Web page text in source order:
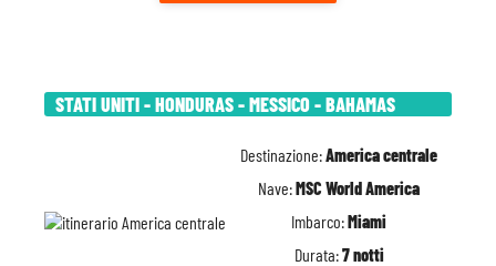
STATI UNITI - HONDURAS - MESSICO - BAHAMAS
Destinazione:America centrale
Nave:MSC World America
Imbarco:Miami
Durata:7 notti